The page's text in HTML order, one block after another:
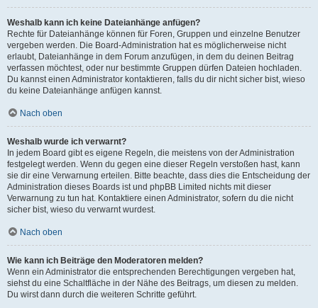
Weshalb kann ich keine Dateianhänge anfügen?
Rechte für Dateianhänge können für Foren, Gruppen und einzelne Benutzer
vergeben werden. Die Board-Administration hat es möglicherweise nicht
erlaubt, Dateianhänge in dem Forum anzufügen, in dem du deinen Beitrag
verfassen möchtest, oder nur bestimmte Gruppen dürfen Dateien hochladen.
Du kannst einen Administrator kontaktieren, falls du dir nicht sicher bist, wieso
du keine Dateianhänge anfügen kannst.
Nach oben
Weshalb wurde ich verwarnt?
In jedem Board gibt es eigene Regeln, die meistens von der Administration
festgelegt werden. Wenn du gegen eine dieser Regeln verstoßen hast, kann
sie dir eine Verwarnung erteilen. Bitte beachte, dass dies die Entscheidung der
Administration dieses Boards ist und phpBB Limited nichts mit dieser
Verwarnung zu tun hat. Kontaktiere einen Administrator, sofern du die nicht
sicher bist, wieso du verwarnt wurdest.
Nach oben
Wie kann ich Beiträge den Moderatoren melden?
Wenn ein Administrator die entsprechenden Berechtigungen vergeben hat,
siehst du eine Schaltfläche in der Nähe des Beitrags, um diesen zu melden.
Du wirst dann durch die weiteren Schritte geführt.